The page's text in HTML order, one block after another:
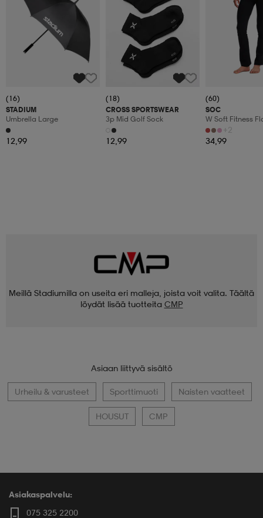
(16)
STADIUM
Umbrella Large
12,99
(18)
CROSS SPORTSWEAR
3p Mid Golf Sock
12,99
(60)
SOC
W Soft Fitness
+2
34,99
Meillä Stadiumilla on useita eri malleja, joista voit valita. Täältä
löydät lisää tuotteita CMP
Asiaan liittyvä sisältö
Urheilu & varusteet Sporttimuoti Naisten vaatteet
HOUSUT CMP
Asiakaspalvelu:
075 325 2200